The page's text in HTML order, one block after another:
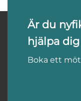
Är du
hjälpa
Boka ett